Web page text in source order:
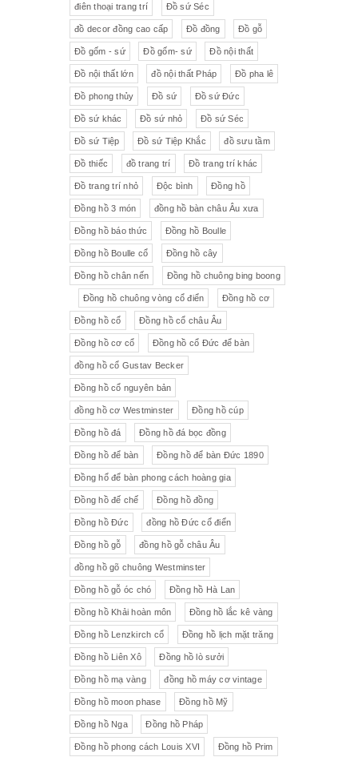
điên thoại trang trí Đồ sứ Séc
đồ decor đồng cao cấp Đồ đồng Đồ gỗ
Đồ gốm - sứ Đồ gốm- sứ Đồ nội thất
Đồ nội thất lớn đồ nội thất Pháp Đồ pha lê
Đồ phong thủy Đồ sứ Đồ sứ Đức
Đồ sứ khác Đồ sứ nhỏ Đồ sứ Séc
Đồ sứ Tiệp Đồ sứ Tiệp Khắc đồ sưu tầm
Đồ thiếc đồ trang trí Đồ trang trí khác
Đồ trang trí nhỏ Độc bình Đồng hồ
Đồng hồ 3 món đồng hồ bàn châu Âu xưa
Đồng hồ báo thức Đồng hồ Boulle
Đồng hồ Boulle cổ Đồng hồ cây
Đồng hồ chân nến Đồng hồ chuông bing boong
Đồng hồ chuông vòng cổ điển Đồng hồ cơ
Đồng hồ cổ Đồng hồ cổ châu Âu
Đồng hồ cơ cổ Đồng hồ cổ Đức để bàn
đồng hồ cổ Gustav Becker
Đồng hồ cổ nguyên bản
đồng hồ cơ Westminster Đồng hồ cúp
Đồng hồ đá Đồng hồ đá bọc đồng
Đồng hồ để bàn Đồng hồ để bàn Đức 1890
Đồng hổ để bàn phong cách hoàng gia
Đồng hồ đế chế Đồng hồ đồng
Đồng hồ Đức đồng hồ Đức cổ điển
Đồng hồ gỗ đồng hồ gỗ châu Âu
đồng hồ gõ chuông Westminster
Đồng hồ gỗ óc chó Đồng hồ Hà Lan
Đồng hồ Khải hoàn môn Đồng hồ lắc kê vàng
Đồng hồ Lenzkirch cổ Đồng hồ lịch mặt trăng
Đồng hồ Liên Xô Đồng hồ lò sưởi
Đồng hồ mạ vàng đồng hồ máy cơ vintage
Đồng hồ moon phase Đồng hồ Mỹ
Đồng hồ Nga Đồng hồ Pháp
Đồng hồ phong cách Louis XVI Đồng hồ Prim